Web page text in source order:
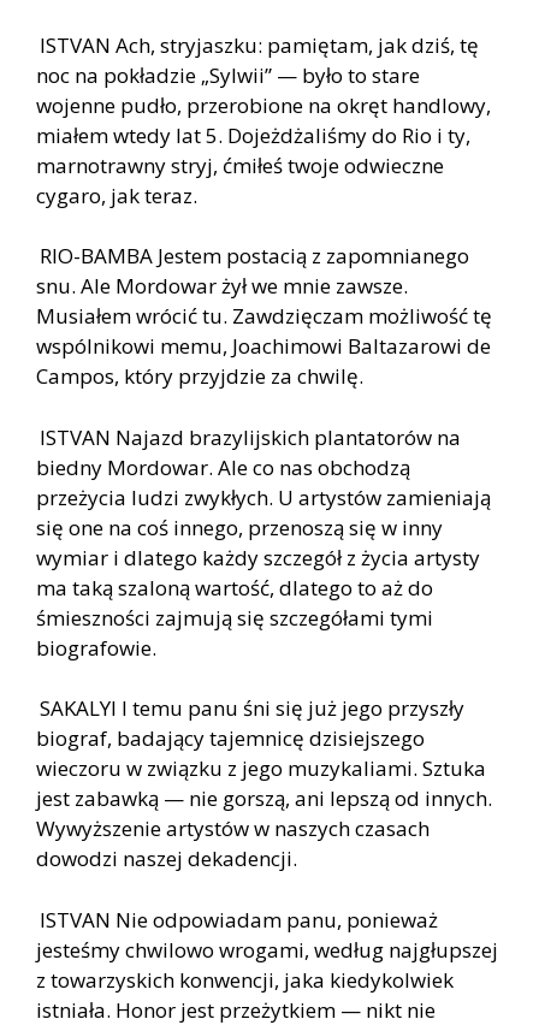
ISTVAN Ach, stryjaszku: pamiętam, jak dziś, tę
noc na pokładzie „Sylwii” — było to stare
wojenne pudło, przerobione na okręt handlowy,
miałem wtedy lat 5. Dojeżdżaliśmy do Rio i ty,
marnotrawny stryj, ćmiłeś twoje odwieczne
cygaro, jak teraz.
RIO-BAMBA Jestem postacią z zapomnianego
snu. Ale Mordowar żył we mnie zawsze.
Musiałem wrócić tu. Zawdzięczam możliwość tę
wspólnikowi memu, Joachimowi Baltazarowi de
Campos, który przyjdzie za chwilę.
ISTVAN Najazd brazylijskich plantatorów na
biedny Mordowar. Ale co nas obchodzą
przeżycia ludzi zwykłych. U artystów zamieniają
się one na coś innego, przenoszą się w inny
wymiar i dlatego każdy szczegół z życia artysty
ma taką szaloną wartość, dlatego to aż do
śmieszności zajmują się szczegółami tymi
biografowie.
SAKALYI I temu panu śni się już jego przyszły
biograf, badający tajemnicę dzisiejszego
wieczoru w związku z jego muzykaliami. Sztuka
jest zabawką — nie gorszą, ani lepszą od innych.
Wywyższenie artystów w naszych czasach
dowodzi naszej dekadencji.
ISTVAN Nie odpowiadam panu, ponieważ
jesteśmy chwilowo wrogami, według najgłupszej
z towarzyskich konwencji, jaka kiedykolwiek
istniała. Honor jest przeżytkiem — nikt nie